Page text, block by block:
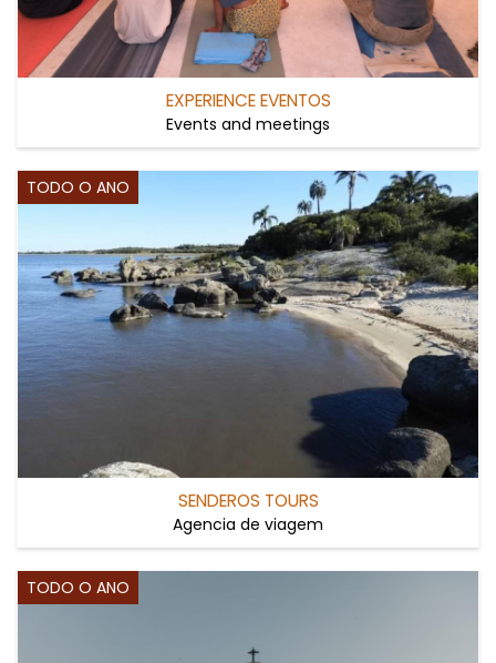
EXPERIENCE EVENTOS
Events and meetings
TODO O ANO
SENDEROS TOURS
Agencia de viagem
TODO O ANO